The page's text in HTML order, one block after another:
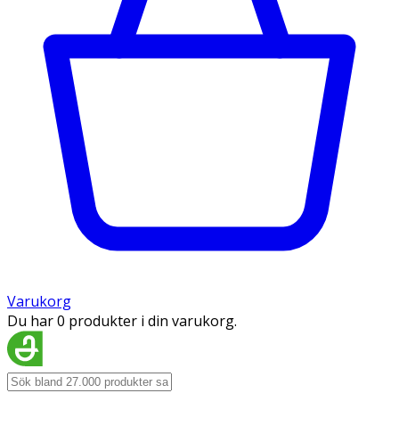
Varukorg
Du har 0 produkter i din varukorg.